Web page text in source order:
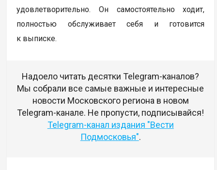
удовлетворительно. Он самостоятельно ходит,
полностью обслуживает себя и готовится
к выписке.
Надоело читать десятки Telegram-каналов?
Мы собрали все самые важные и интересные
новости Московского региона в новом
Telegram-канале. Не пропусти, подписывайся!
Telegram-канал издания "Вести
Подмосковья".